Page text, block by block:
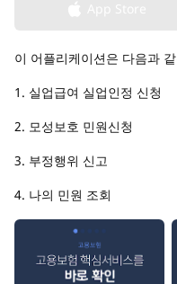
이 어플리케이션은 다음과
1. 실업급여 실업인정 신청
2. 모성보호 민원신청
3. 부정행위 신고
4. 나의 민원 조회